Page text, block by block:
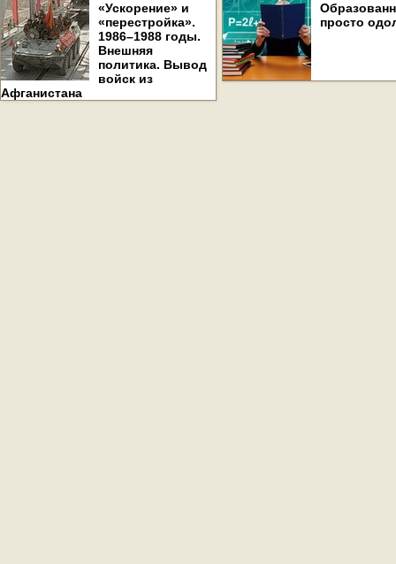
«Ускорение» и
«перестройка».
1986–1988 годы.
Внешняя
политика. Вывод
войск из
Афганистана
просто